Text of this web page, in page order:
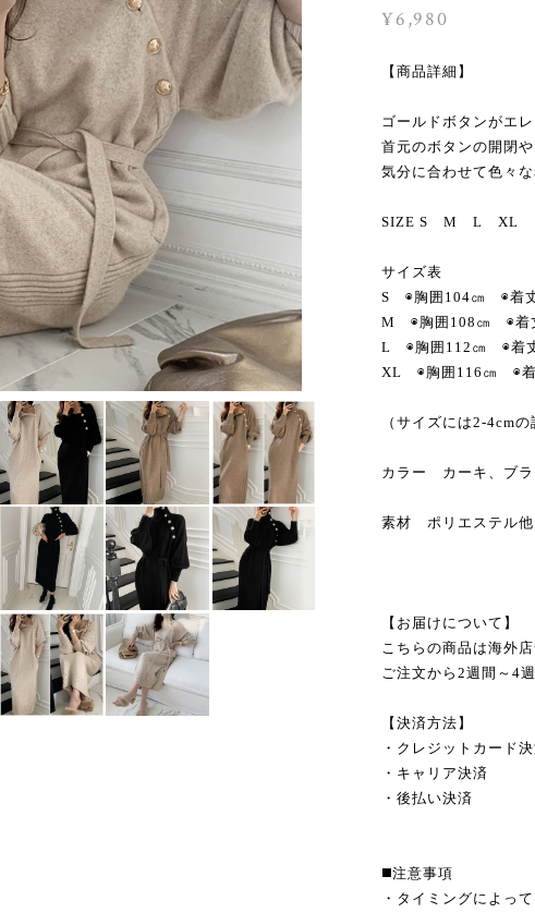
¥6,980
【商品詳細】
ゴールドボタンがエ
首元のボタンの開閉
気分に合わせて色々
SIZE S M L XL
サイズ表
S ◉胸囲104㎝ ◉着
M ◉胸囲108㎝ ◉着
L ◉胸囲112㎝ ◉着
XL ◉胸囲116㎝ ◉着
（サイズには2-4cm
カラー カーキ、ブラ
素材 ポリエステル他
【お届けについて】
こちらの商品は海外
ご注文から2週間～4
【決済方法】
・クレジットカード決
・キャリア決済
・後払い決済
◼️注意事項
・タイミングによっ